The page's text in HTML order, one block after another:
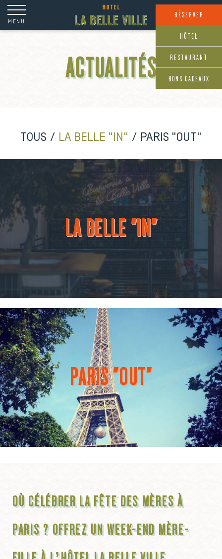
MENU
RÉSERVER
HÔTEL
RESTAURANT
BONS CADEAUX
ACTUALITÉS
TOUS LA BELLE "IN" PARIS "OUT"
LA BELLE "IN"
PARIS "OUT"
OÙ CÉLÉBRER LA FÊTE DES MÈRES À
PARIS ? OFFREZ UN WEEK-END MÈRE-
Panneau de gestion des cookies